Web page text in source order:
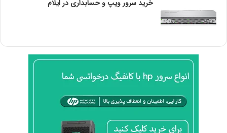
تعداد بیت های بسیاری را بین شبکه های ارائه دهنده
سرویس اینترنت (ISP ) یا بین آن ها مدیریت نمایند.
چه تفاوتی بین مودم‌ و روتر وجود دارد؟
خرید سرور ویپ و حسابداری در ایلام